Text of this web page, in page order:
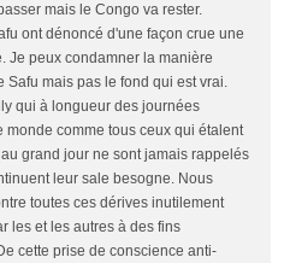
mais le Congo va rester.
ont dénoncé d'une façon crue une
Je peux condamner la manière
Safu mais pas le fond qui est vrai.
qui à longueur des journées
monde comme tous ceux qui étalent
grand jour ne sont jamais rappelés
leur sale besogne. Nous
toutes ces dérives inutilement
les et les autres à des fins
cette prise de conscience anti-